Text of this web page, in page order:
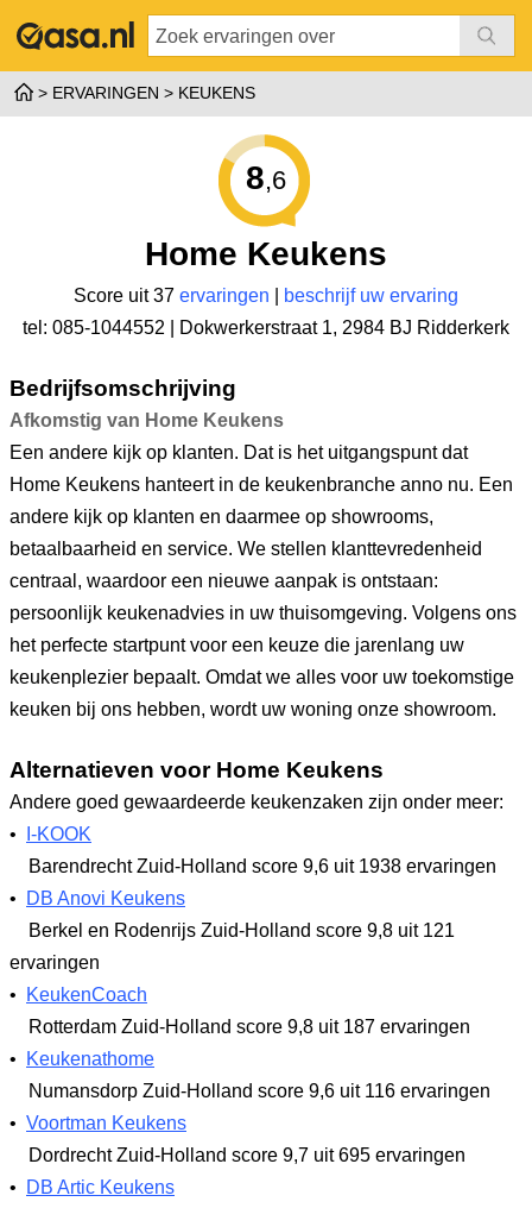
ERVARINGEN KEUKENS
8,6
Home Keukens
Score uit 37 ervaringen
beschrijf uw ervaring
tel: 085-1044552 |
Dokwerkerstraat 1, 2984 BJ Ridderkerk
Bedrijfsomschrijving
Afkomstig van Home Keukens
Een andere kijk op klanten. Dat is het uitgangspunt dat
Home Keukens hanteert in de keukenbranche anno nu. Een
andere kijk op klanten en daarmee op showrooms,
betaalbaarheid en service. We stellen klanttevredenheid
centraal, waardoor een nieuwe aanpak is ontstaan:
persoonlijk keukenadvies in uw thuisomgeving. Volgens ons
het perfecte startpunt voor een keuze die jarenlang uw
keukenplezier bepaalt. Omdat we alles voor uw toekomstige
keuken bij ons hebben, wordt uw woning onze showroom.
Alternatieven voor Home Keukens
Andere goed gewaardeerde keukenzaken zijn onder meer:
•
I-KOOK
Barendrecht Zuid-Holland score 9,6 uit 1938 ervaringen
•
DB Anovi Keukens
Berkel en Rodenrijs Zuid-Holland score 9,8 uit 121
ervaringen
•
KeukenCoach
Rotterdam Zuid-Holland score 9,8 uit 187 ervaringen
•
Keukenathome
Numansdorp Zuid-Holland score 9,6 uit 116 ervaringen
• Voortman Keukens
Dordrecht Zuid-Holland score 9,7 uit 695 ervaringen
•
DB Artic Keukens